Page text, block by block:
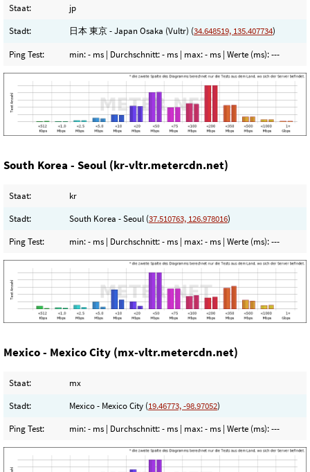
Staat:
jp
Stadt:
日本 東京 - Japan Osaka (Vultr) (34.648519, 135.407734)
Ping Test:
min:- ms | Durchschnitt:- ms | max:- ms | Werte (ms):---
South Korea - Seoul (kr-vltr.metercdn.net)
Staat:
kr
Stadt:
South Korea - Seoul (37.510763, 126.978016)
Ping Test:
min:- ms | Durchschnitt:- ms | max:- ms | Werte (ms):---
Mexico - Mexico City (mx-vltr.metercdn.net)
Staat:
mx
Stadt:
Mexico - Mexico City (19.46773, -98.97052)
Ping Test:
min:- ms | Durchschnitt:- ms | max:- ms | Werte (ms):---